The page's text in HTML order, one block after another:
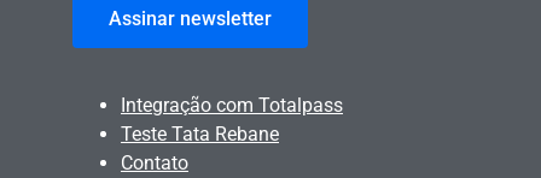
Assinar newsletter
Integração com Totalpass
Teste Tata Rebane
Contato